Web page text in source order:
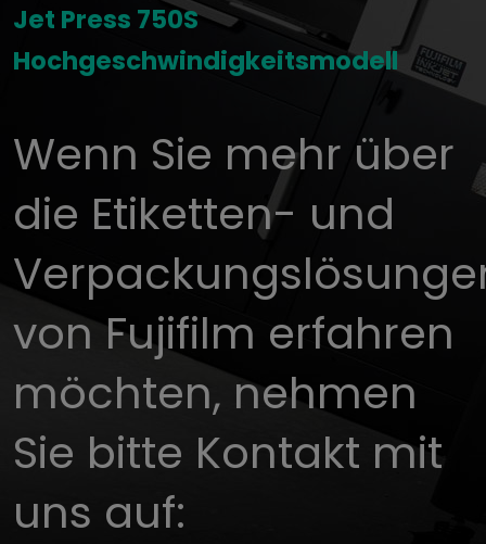
Jet Press 750S
Hochgeschwindigkeitsmodell
Wenn Sie mehr über
die Etiketten- und
von Fujifilm erfahren
möchten, nehmen
Sie bitte Kontakt mit
uns auf: